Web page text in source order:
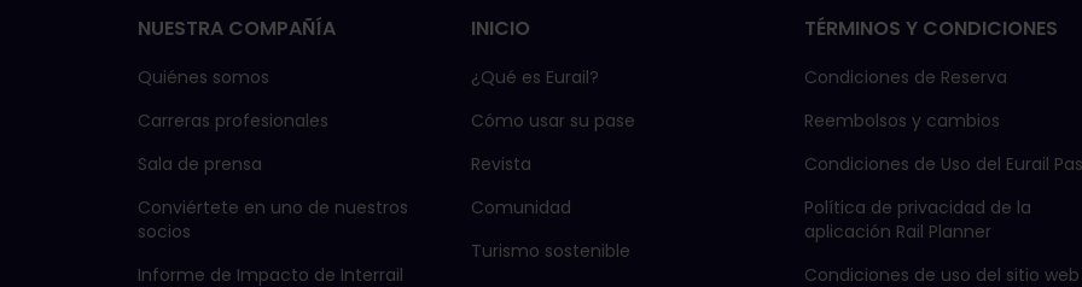
NUESTRA COMPAÑÍA
Quiénes somos
Carreras profesionales
Sala de prensa
Conviértete en uno de nuestros
socios
Informe de Impacto de Interrail
INICIO
¿Qué es Eurail?
Cómo usar su pase
Revista
Comunidad
Turismo sostenible
TÉRMINOS Y CONDICIONES
Condiciones de Reserva
Reembolsos y cambios
Condiciones de Uso del Eurail
Política de privacidad de la
aplicación Rail Planner
Condiciones de uso del sitio web